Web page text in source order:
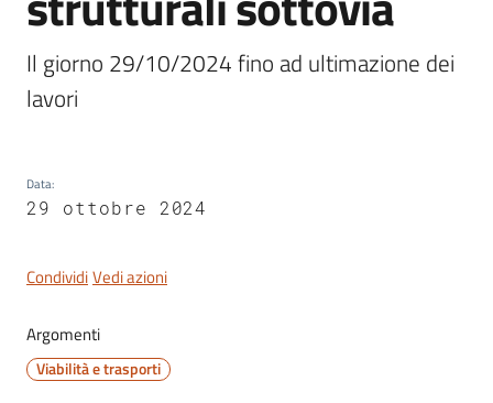
Servizi
on-
Tutti
gli
Seguici
su
Il giorno 29/10/2024 fino ad ultimazione dei
lavori
Data:
29 ottobre 2024
CondividiVedi azioni
Argomenti
Viabilità e trasporti